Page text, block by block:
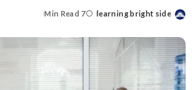
Posted
learning bright side
7 Min Read